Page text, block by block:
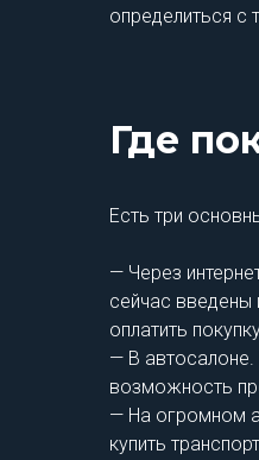
определиться с
Где
Есть три
— Через
сейчас
оплатить
— В автосалоне.
возможность
— На огромном
купить